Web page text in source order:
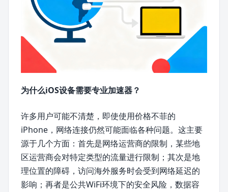
为什么iOS设备需要专业加速器？
许多用户可能不清楚，即使使用价格不菲的
iPhone，网络连接仍然可能面临各种问题。这主要
源于几个方面：首先是网络运营商的限制，某些地
区运营商会对特定类型的流量进行限制；其次是地
理位置的障碍，访问海外服务时会受到网络延迟的
影响；再者是公共WiFi环境下的安全风险，数据容